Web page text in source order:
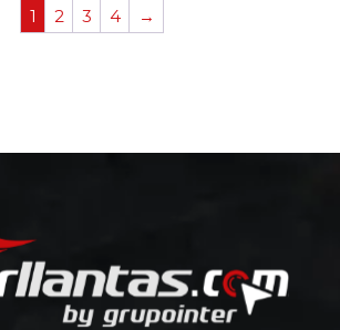
1 2 3 4 →